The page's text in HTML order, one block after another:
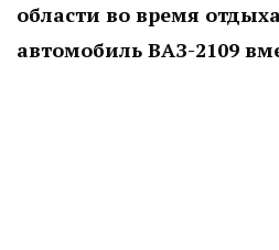
области во время
автомобиль ВАЗ-2109